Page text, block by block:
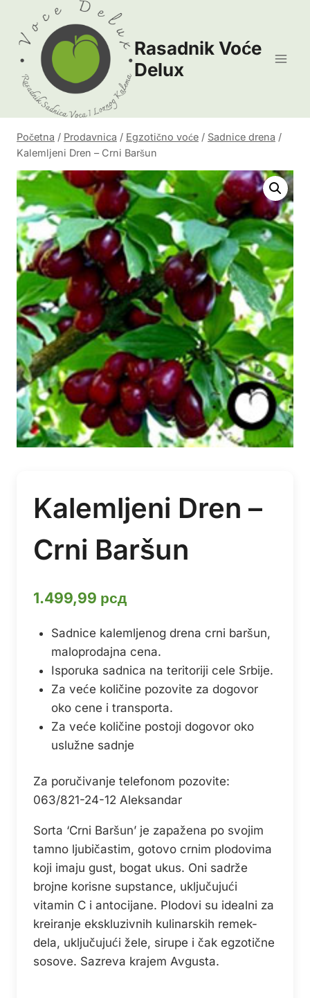
content
Rasadnik Voće
Delux
Početna / Prodavnica / Egzotično voće / Sadnice drena /
Kalemljeni Dren – Crni Baršun
Kalemljeni Dren –
Crni Baršun
1.499,99 рсд
Sadnice kalemljenog drena crni baršun,
maloprodajna cena.
Isporuka sadnica na teritoriji cele Srbije.
Za veće količine pozovite za dogovor
oko cene i transporta.
Za veće količine postoji dogovor oko
uslužne sadnje
Za poručivanje telefonom pozovite:
063/821-24-12 Aleksandar
Sorta ‘Crni Baršun’ je zapažena po svojim
tamno ljubičastim, gotovo crnim plodovima
koji imaju gust, bogat ukus. Oni sadrže
brojne korisne supstance, uključujući
vitamin C i antocijane. Plodovi su idealni za
kreiranje ekskluzivnih kulinarskih remek-
dela, uključujući žele, sirupe i čak egzotične
sosove. Sazreva krajem Avgusta.